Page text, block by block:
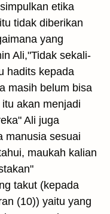
etika
tidak diberikan
yang
Ali,"Tidak sekali-
hadits kepada
masih belum bisa
akan menjadi
Ali juga
manusia sesuai
maukah kalian
takut (kepada
(10)) yaitu yang